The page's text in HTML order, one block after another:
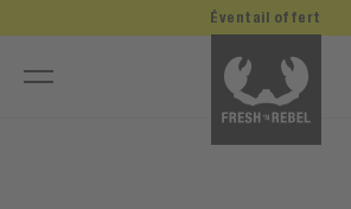
Éventail offert